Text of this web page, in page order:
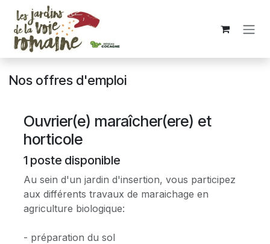
Se rendre au contenu
Nos offres d'emploi
Ouvrier(e) maraîcher(ere) et
horticole
1 poste disponible
Au sein d'un jardin d'insertion, vous participez
aux différents travaux de maraichage en
agriculture biologique:
- préparation du sol